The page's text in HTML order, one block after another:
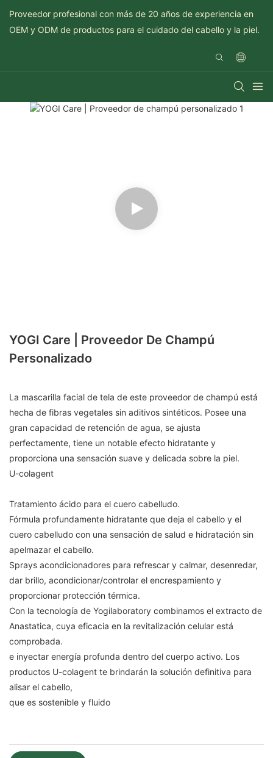
Proveedor profesional con más de 20 años de experiencia en
OEM y ODM de productos para el cuidado del cabello y la piel.
YOGI Care | Proveedor De Champú
Personalizado
La mascarilla facial de tela de este proveedor de champú está
hecha de fibras vegetales sin aditivos sintéticos. Posee una
gran capacidad de retención de agua, se ajusta
perfectamente, tiene un notable efecto hidratante y
proporciona una sensación suave y delicada sobre la piel.
U-colagent
Tratamiento ácido para el cuero cabelludo.
Fórmula profundamente hidratante que deja el cabello y el
cuero cabelludo con una sensación de salud e hidratación sin
apelmazar el cabello.
Sprays acondicionadores para refrescar y calmar, desenredar,
dar brillo, acondicionar/controlar el encrespamiento y
proporcionar protección térmica.
Con la tecnología de Yogilaboratory combinamos el extracto de
Anastatica, cuya eficacia en la revitalización celular está
comprobada.
e inyectar energía profunda dentro del cuerpo activo. Los
productos U-colagent te brindarán la solución definitiva para
alisar el cabello,
que es sostenible y fluido